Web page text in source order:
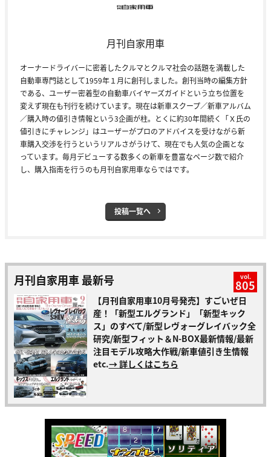
月刊自家用車
オーナードライバーに密着したクルマとクルマ社会の話題を満載した
自動車専門誌として1959年１月に創刊しました。創刊当時の編集方針
である、ユーザー密着型の自動車バイヤーズガイドという立ち位置を
変えず現在も刊行を続けています。現在は新車スクープ／新車アルバム
／購入時の値引き情報という3企画が柱。とくに約30年間続く「Ｘ氏の
値引きにチャレンジ」はユーザーがプロのアドバイスを受けながら新
車購入交渉を行うというリアルさがうけて、現在でも人気の企画とな
っています。毎月デビューする数多くの新車を豊富なページ数で紹介
し、購入指南を行うのも月刊自家用車ならではです。
投稿一覧へ
月刊自家用車 最新号 vol.
805
【月刊自家用車10月号発売】すごいぜ日
産！「新型エルグランド」「新型キック
ス」のすべて/新型レヴォーグレイバック全
研究/新型フィット＆N-BOX最新情報/最新
注目モデル攻略大作戦/新車値引き生情報
etc.→ 詳しくはこちら